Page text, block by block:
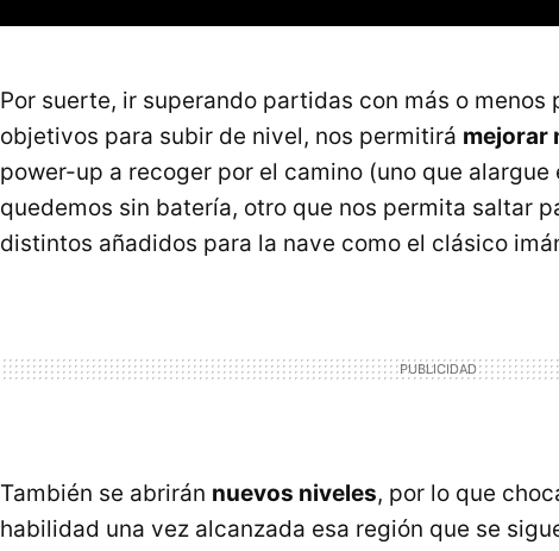
Por suerte, ir superando partidas con más o menos
objetivos para subir de nivel, nos permitirá mejorar
power-up a recoger por el camino (uno que alargue
quedemos sin batería, otro que nos permita saltar
distintos añadidos para la nave como el clásico
También se abrirán nuevos niveles, por lo que
habilidad una vez alcanzada esa región que se